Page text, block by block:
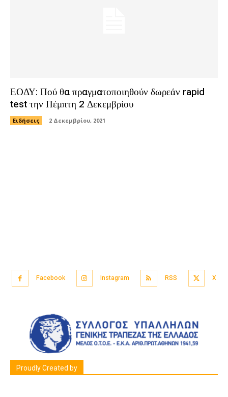
ΕΟΔΥ: Πού θα πραγματοποιηθούν δωρεάν rapid
test την Πέμπτη 2 Δεκεμβρίου
Ειδήσεις 2 Δεκεμβρίου, 2021
Facebook Instagram RSS X
Proudly Created by